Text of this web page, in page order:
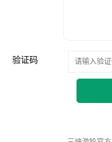
验证码